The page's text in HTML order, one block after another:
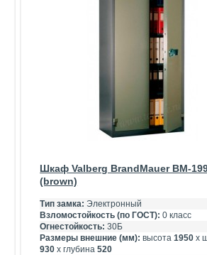
Шкаф Valberg BrandMauer BM-
(brown)
Тип замка: Электронный
Взломостойкость (по ГОСТ): 0 класс
Огнестойкость: 30Б
Размеры внешние (мм): высота1950 х
930 х глубина520